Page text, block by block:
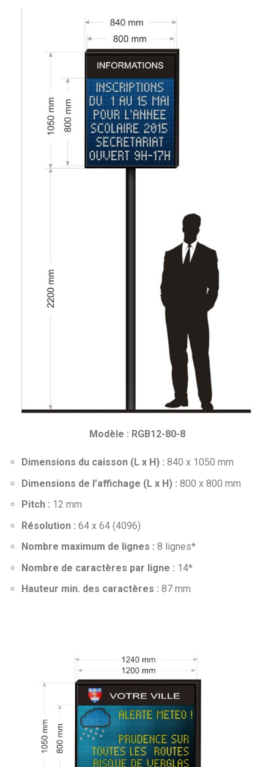
Modèle : RGB12-80-8
Dimensions du caisson (L x H) : 840 x 1050 mm
Dimensions de l’affichage (L x H) : 800 x 800 mm
Pitch : 12 mm
Résolution : 64 x 64 (4096)
Nombre maximum de lignes : 8 lignes*
Nombre de caractères par ligne : 14*
Hauteur min. des caractères : 87 mm